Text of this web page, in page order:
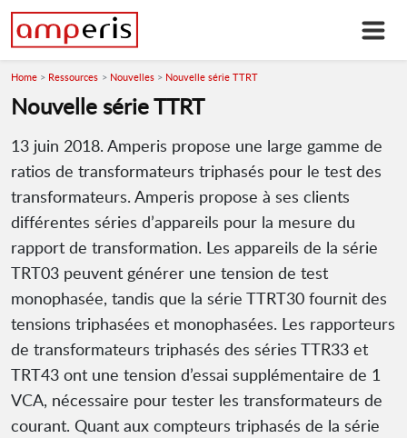
Home Ressources Nouvelles Nouvelle série TTRT
Nouvelle série TTRT
13 juin 2018. Amperis propose une large gamme de
ratios de transformateurs triphasés pour le test des
transformateurs. Amperis propose à ses clients
différentes séries d’appareils pour la mesure du
rapport de transformation. Les appareils de la série
TRT03 peuvent générer une tension de test
monophasée, tandis que la série TTRT30 fournit des
tensions triphasées et monophasées. Les rapporteurs
de transformateurs triphasés des séries TTR33 et
TRT43 ont une tension d’essai supplémentaire de 1
VCA, nécessaire pour tester les transformateurs de
courant. Quant aux compteurs triphasés de la série